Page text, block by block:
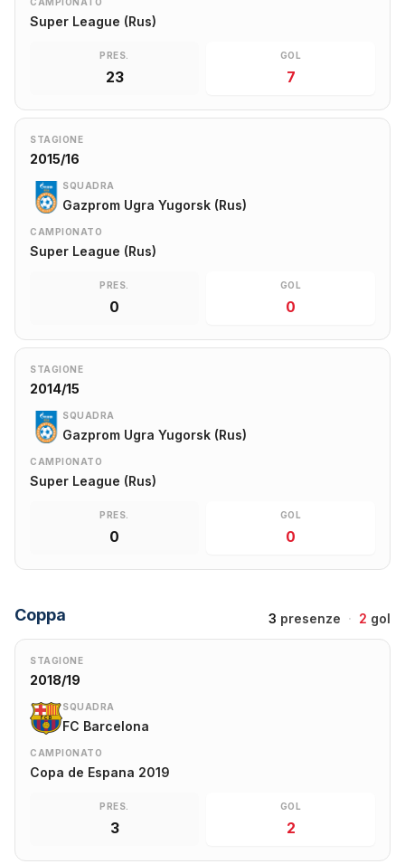
Super League (Rus)
PRES.
23
GOL
7
STAGIONE
2015/16
SQUADRA
Gazprom Ugra Yugorsk (Rus)
CAMPIONATO
Super League (Rus)
PRES.
0
GOL
0
STAGIONE
2014/15
SQUADRA
Gazprom Ugra Yugorsk (Rus)
CAMPIONATO
Super League (Rus)
PRES.
0
GOL
0
Coppa 3 presenze · 2 gol
STAGIONE
2018/19
SQUADRA
FC Barcelona
CAMPIONATO
Copa de Espana 2019
PRES.
3
GOL
2